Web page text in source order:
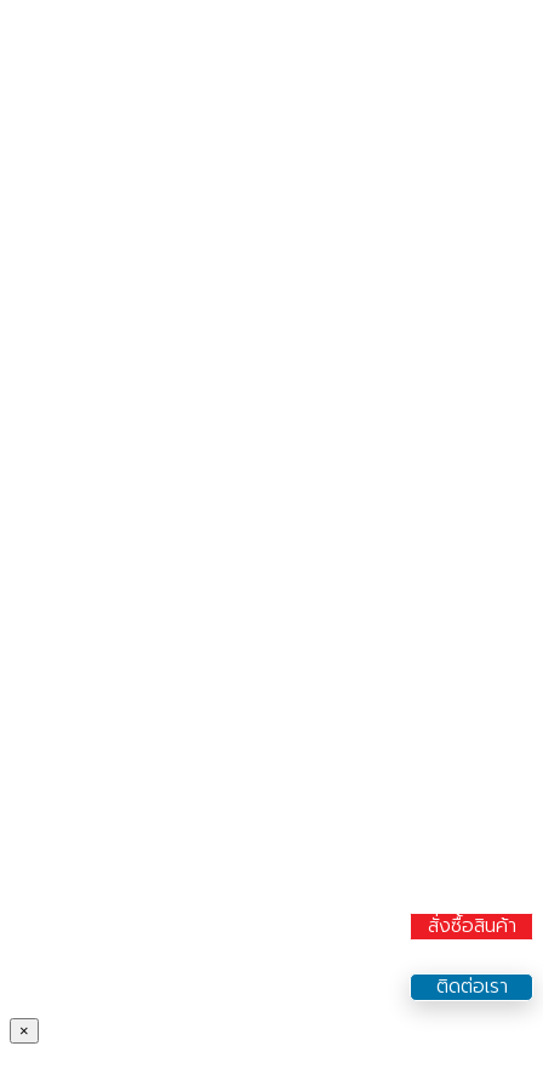
สั่งซื้อสินค้า
×
ติดต่อเรา